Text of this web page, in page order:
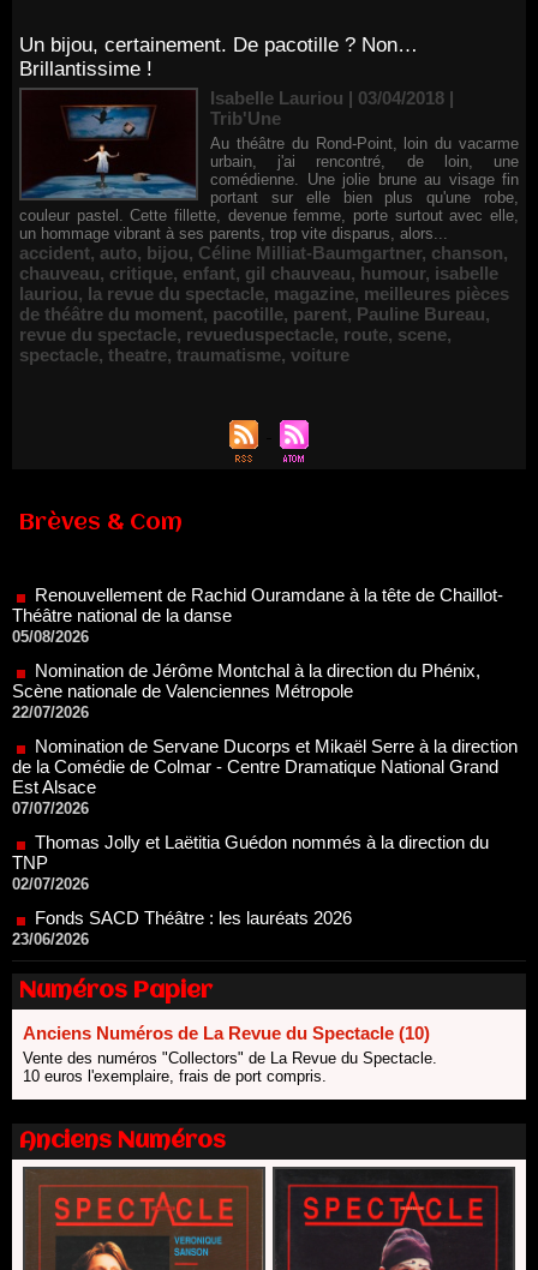
Un bijou, certainement. De pacotille ? Non…
Brillantissime !
Isabelle Lauriou | 03/04/2018 |
Trib'Une
Au théâtre du Rond-Point, loin du vacarme
urbain, j'ai rencontré, de loin, une
comédienne. Une jolie brune au visage fin
portant sur elle bien plus qu'une robe,
couleur pastel. Cette fillette, devenue femme, porte surtout avec elle,
un hommage vibrant à ses parents, trop vite disparus, alors...
accident, auto, bijou, Céline Milliat-Baumgartner, chanson,
chauveau, critique, enfant, gil chauveau, humour, isabelle
lauriou, la revue du spectacle, magazine, meilleures pièces
de théâtre du moment, pacotille, parent, Pauline Bureau,
revue du spectacle, revueduspectacle, route, scene,
spectacle, theatre, traumatisme, voiture
Brèves & Com
Renouvellement de Rachid Ouramdane à la tête de Chaillot-
Nomination de Jérôme Montchal à la direction du Phénix,
Scène nationale de Valenciennes Métropole
Nomination de Servane Ducorps et Mikaël Serre à la direction
de la Comédie de Colmar - Centre Dramatique National Grand
07/07/2026
Thomas Jolly et Laëtitia Guédon nommés à la direction du
TNP
Fonds SACD Théâtre : les lauréats 2026
23/06/2026
Dispositif ARTCENA Écrire pour le cirque, les lauréats 2026 !
20/06/2026
Le palmarès des prix SACD 2026
18/06/2026
Les 10 lauréats du Fonds Grandes Formes Théâtre 2026
SACD
13/06/2026
Nomination de Nathalie Garraud et Olivier Saccomano à la
direction du Théâtre de Gennevilliers - CDN
13/06/2026
18/03/2026
Numéros Papier
Anciens Numéros de La Revue du Spectacle (10)
Vente des numéros "Collectors" de La Revue du Spectacle.
10 euros l'exemplaire, frais de port compris.
Anciens Numéros